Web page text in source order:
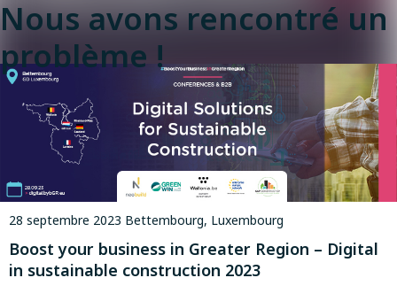
Nous avons rencontré un
problème !
28 septembre 2023 Bettembourg, Luxembourg
Boost your business in Greater Region – Digital
in sustainable construction 2023